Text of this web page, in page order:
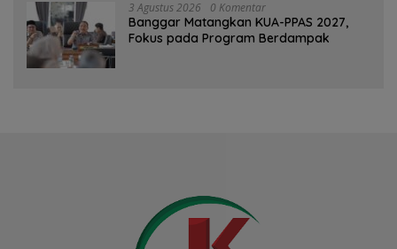
3 Agustus 2026 0 Komentar
‎Banggar Matangkan KUA-PPAS 2027,
Fokus pada Program Berdampak